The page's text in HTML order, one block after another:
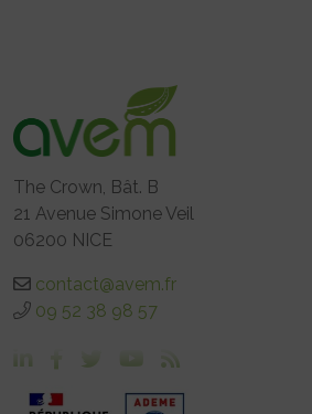
The Crown, Bât. B
21 Avenue Simone Veil
06200 NICE
contact@avem.fr
09 52 38 98 57